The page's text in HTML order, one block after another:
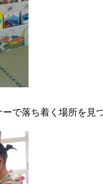
で落ち着く場所を見